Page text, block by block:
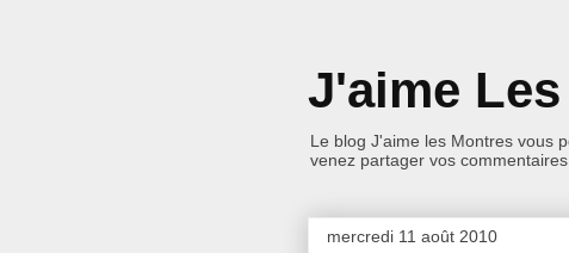
J'aime
Le blog J'aime les Montres vous
venez partager vos
mercredi 11 août 2010